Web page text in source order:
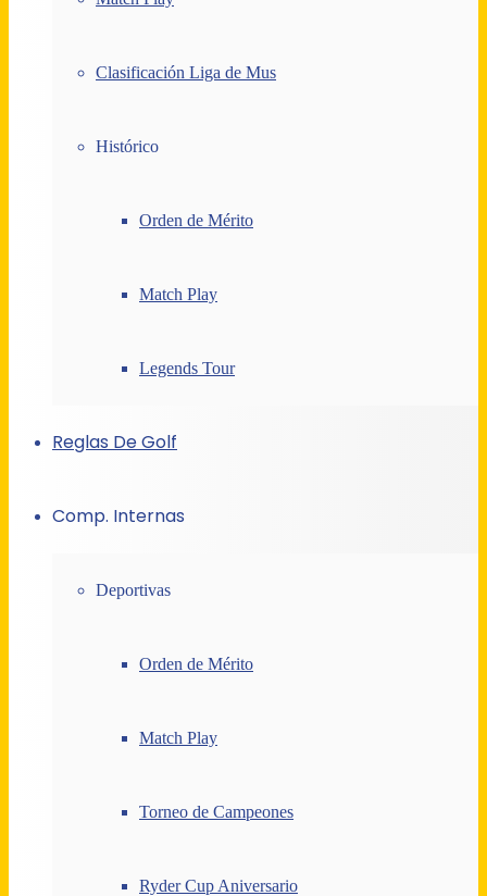
Clasificación Liga de Mus
Histórico
Orden de Mérito
Match Play
Legends Tour
Reglas De Golf
Comp. Internas
Deportivas
Orden de Mérito
Match Play
Torneo de Campeones
Ryder Cup Aniversario